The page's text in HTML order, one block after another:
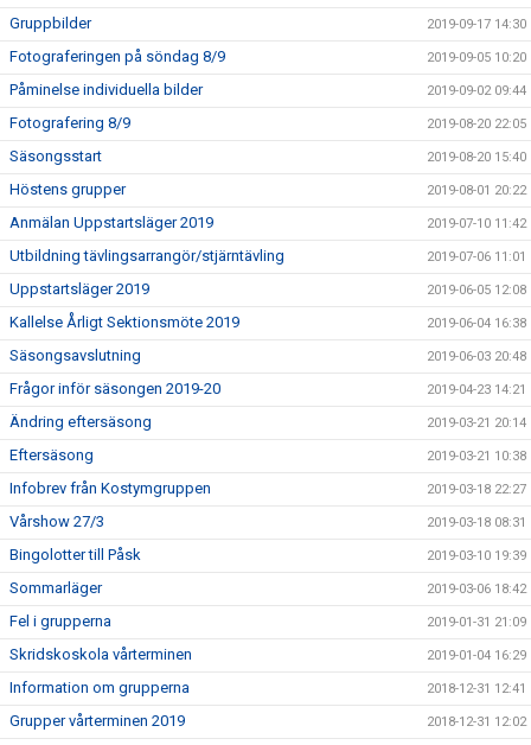
Gruppbilder 2019-09-17 14:30
Fotograferingen på söndag 8/9 2019-09-05 10:20
Påminelse individuella bilder 2019-09-02 09:44
Fotografering 8/9 2019-08-20 22:05
Säsongsstart 2019-08-20 15:40
Höstens grupper 2019-08-01 20:22
Anmälan Uppstartsläger 2019 2019-07-10 11:42
Utbildning tävlingsarrangör/stjärntävling 2019-07-06 11:01
Uppstartsläger 2019 2019-06-05 12:08
Kallelse Årligt Sektionsmöte 2019 2019-06-04 16:38
Säsongsavslutning 2019-06-03 20:48
Frågor inför säsongen 2019-20 2019-04-23 14:21
Ändring eftersäsong 2019-03-21 20:14
Eftersäsong 2019-03-21 10:38
Infobrev från Kostymgruppen 2019-03-18 22:27
Vårshow 27/3 2019-03-18 08:31
Bingolotter till Påsk 2019-03-10 19:39
Sommarläger 2019-03-06 18:42
Fel i grupperna 2019-01-31 21:09
Skridskoskola vårterminen 2019-01-04 16:29
Information om grupperna 2018-12-31 12:41
Grupper vårterminen 2019 2018-12-31 12:02